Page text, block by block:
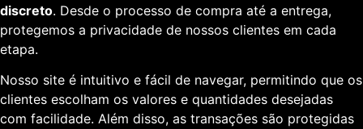
discreto. Desde o processo de compra até a entrega,
protegemos a privacidade de nossos clientes em cada
etapa.
Nosso site é intuitivo e fácil de navegar, permitindo que os
clientes escolham os valores e quantidades desejadas
com facilidade. Além disso, as transações são protegidas